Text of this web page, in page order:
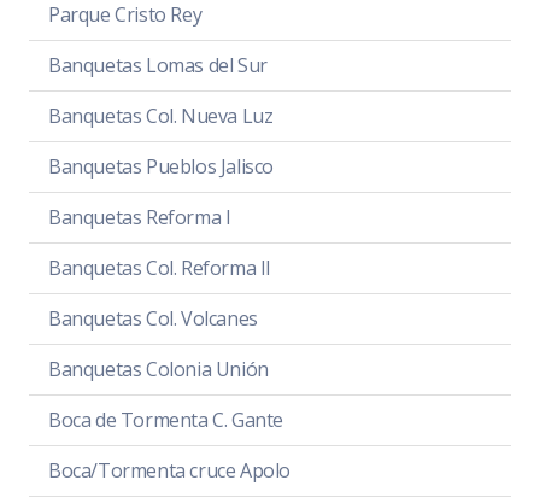
Parque Cristo Rey
Banquetas Lomas del Sur
Banquetas Col. Nueva Luz
Banquetas Pueblos Jalisco
Banquetas Reforma I
Banquetas Col. Reforma II
Banquetas Col. Volcanes
Banquetas Colonia Unión
Boca de Tormenta C. Gante
Boca/Tormenta cruce Apolo